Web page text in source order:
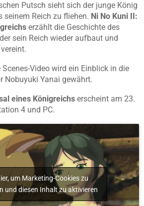
Putsch sieht sich der junge König
seinem Reich zu fliehen. Ni No Kuni II:
erzählt die Geschichte des
sein Reich wieder aufbaut und
Scenes-Video wird ein Einblick in die
Nobuyuki Yanai gewährt.
eines Königreichs erscheint am 23.
4 und PC.
um Marketing-Cookies zu
und diesen Inhalt zu aktivieren